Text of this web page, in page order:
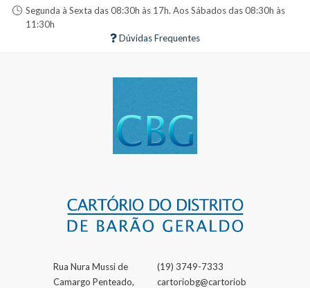
Segunda à Sexta das 08:30h às 17h. Aos Sábados das 08:30h às
11:30h
Dúvidas Frequentes
Rua Nura Mussi de
Camargo Penteado,
(19) 3749-7333
cartoriobg@cartoriob